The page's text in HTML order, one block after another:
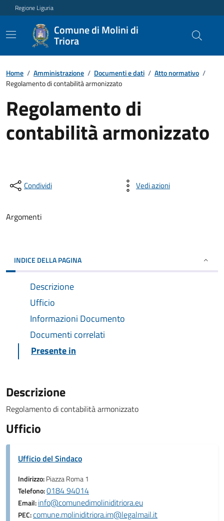
Regione Liguria
Comune di Molini di
Triora
Home / Amministrazione / Documenti e dati / Atto normativo /
Regolamento di contabilità armonizzato
Regolamento di
contabilità armonizzato
Condividi Vedi azioni
Argomenti
INDICE DELLA PAGINA
Descrizione
Ufficio
Informazioni Documento
Documenti correlati
Presente in
Descrizione
Regolamento di contabilità armonizzato
Ufficio
Ufficio del Sindaco
Indirizzo:Piazza Roma 1
Telefono:0184 94014
Email:info@comunedimoliniditriora.eu
PEC:comune.moliniditriora.im@legalmail.it